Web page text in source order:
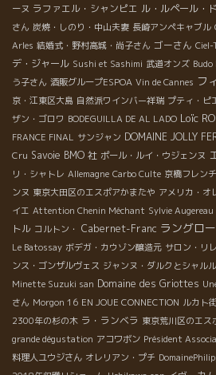
ーヌ ラファエル・シャンピエ ル・ルペール・
さん 炭焼・しのり・中山夫妻 長崎アンペキャブル
Arles 結婚式・野村高城・尚子さん ゴーさん Ciel-
デ・ジャール Sushi et Sashimi 武道オンズ Budo
う子さん 酒販グループESPOA Vin de Cannes フ
京・江東区大島 自然派ワインバー祥瑞 プティ・ピ
ザン・ゴロワ BODEGUILLA DE AL LADO Loïc
FRANCE FINAL サンジャン DOMAINE JOLLY
Cru Savoie BMO 社 ポール・ルイ・ウジェンヌ
リ・シャトレ Allemagne Carbo Culte 京橋フレンチ
ンヌ 東京大田区のエスポアかまたや アメリカ・オ
イエ Attention Chenin Méchant Sylvie Augereau
トル コルトン・ Cabernet-Franc ラングロ
Le Batossay ボデガ・カウゾン醸造元 サロン・リ
ンス・ゴンザルヴェス ジャンヌ・ダルクとシャル
Minette Suzuki san Domaine des Griottes
さん Morgon 16 EN JOUE CONNECTION ルカト
2300年の杉の木 ラ・ランベラ 東京荒川区のエス
grande dégustation アコワボン Président
料理人ユウジさん オレリアン・プチ